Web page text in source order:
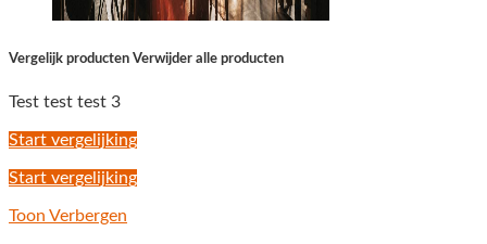
Vergelijk producten Verwijder alle producten
Test test test 3
Start vergelijking
Start vergelijking
Toon Verbergen